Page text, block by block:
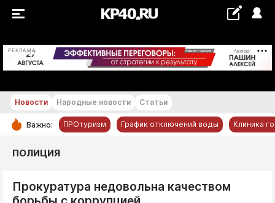
РЕКЛАМА +23...+24 °С
РУБРИКИ
Новости компаний
Новости Народные новости Статьи
Важно: ПРОтуризм График отключений воды Клиника
ПОЛИЦИЯ
Прокуратура недовольна качеством